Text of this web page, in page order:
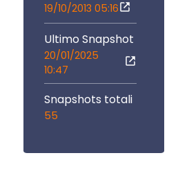
19/10/2013 05:16
Ultimo Snapshot
20/01/2025
10:47
Snapshots totali
55